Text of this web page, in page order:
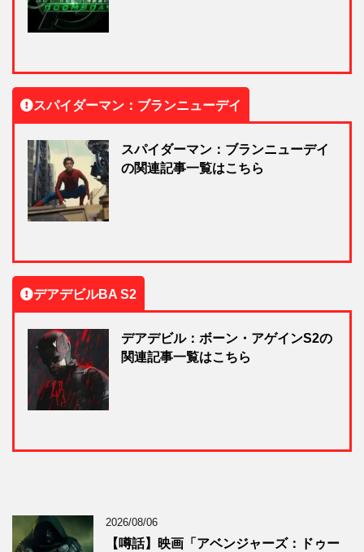
スパイダーマン：ブランニューデイ
スパイダーマン：ブランニューデイ
の関連記事一覧はこちら
デアデビルBA S2
デアデビル：ボーン・アゲインS2の
関連記事一覧はこちら
2026/08/06
【噂話】映画「アベンジャーズ：ドゥー